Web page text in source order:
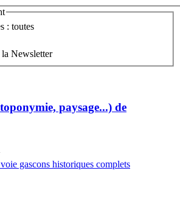
: toutes
Newsletter
paysage...) de
gascons historiques complets